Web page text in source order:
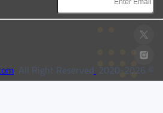
© 2020-
2026
Estbnh.com
, All Right Reserved